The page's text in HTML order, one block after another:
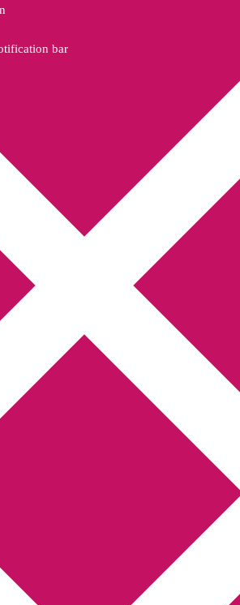
litteratur-
kulturblogg
kriminalromaner, thrillers
bar